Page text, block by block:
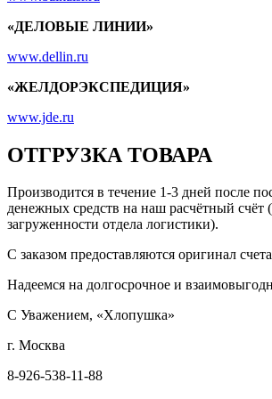
«ДЕЛОВЫЕ ЛИНИИ»
www.dellin.ru
«ЖЕЛДОРЭКСПЕДИЦИЯ»
www.jde.ru
ОТГРУЗКА ТОВАРА
Производится в течение 1-3 дней после
денежных средств на наш расчётный счёт
загруженности отдела логистики).
С заказом предоставляются оригинал
Надеемся на долгосрочное и
С Уважением, «Хлопушка»
г. Москва
8-926-538-11-88